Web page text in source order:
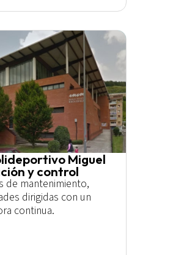
Miguel
y control
de mantenimiento,
dirigidas con un
continua.